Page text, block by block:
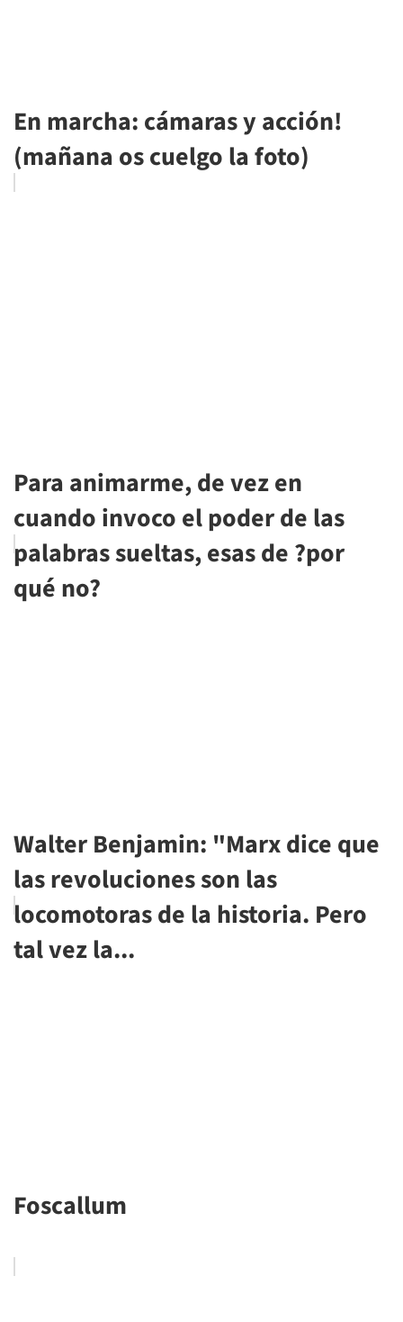
En marcha: cámaras y acción!
(mañana os cuelgo la foto)
Para animarme, de vez en
cuando invoco el poder de las
palabras sueltas, esas de ?por
qué no?
Walter Benjamin: "Marx dice que
las revoluciones son las
locomotoras de la historia. Pero
tal vez la...
Foscallum